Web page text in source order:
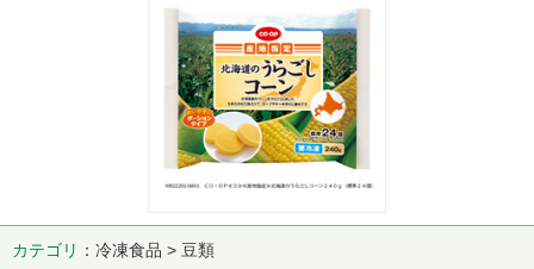
カテゴリ
冷凍食品 > 豆類